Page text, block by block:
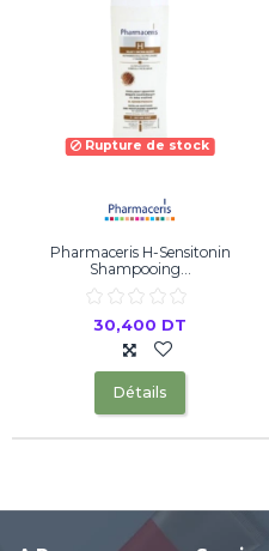
Rupture de stock
Pharmaceris H-Sensitonin
Shampooing...
30,400 DT
Détails